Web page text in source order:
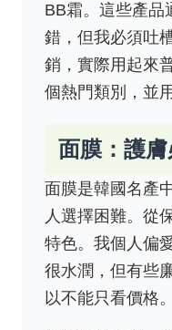
BB霜。這些產品
錯，但我必須吐
銷，實際用起來
個熱門類別，並
面膜：護
面膜是韓國名產
人選擇困難。從
特色。我個人偏
很水潤，但有些
以不能只看價格。